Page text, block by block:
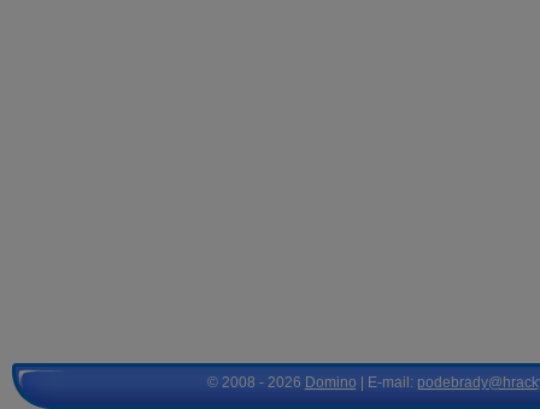
© 2008 - 2026 Domino | E-mail: